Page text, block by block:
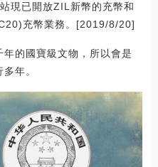
現已開放ZIL新幣的充幣和
充幣業務。[2019/8/20]
的國寶級文物，所以會是
年。